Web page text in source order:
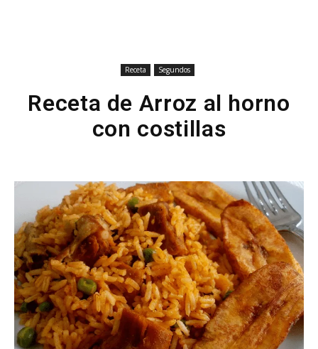
Receta Segundos
Receta de Arroz al horno
con costillas